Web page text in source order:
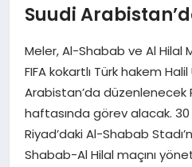
SIYASET
TEKNOLOJI
MAGAZIN
Suudi
Meler, Al-Shabab ve Al Hilal
FIFA kokartlı Türk hakem
Arabistan’da düzenlenecek
haftasında görev alacak.
Riyad’daki Al-Shabab
Shabab-Al Hilal maçını